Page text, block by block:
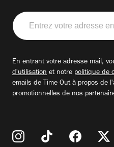
Entrez
votre
adresse
En entrant votre adresse mail,
d'utilisation et notre politique de
emails de Time Out à propos de
promotionnelles de nos